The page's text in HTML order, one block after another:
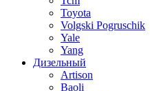
Toyota
Volgski Pogruschik
Yale
Yang
Дизельный
Artison
Baoli